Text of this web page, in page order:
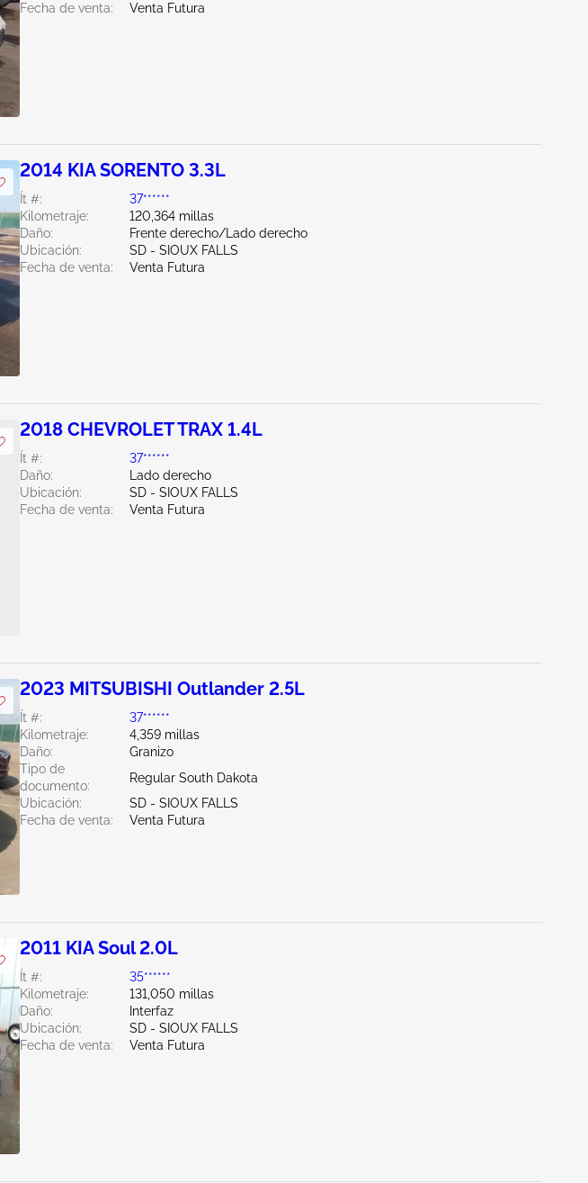
Fecha de venta:
Venta Futura
2014 KIA SORENTO 3.3L
Ít #:
37******
Kilometraje:
120,364 millas
Daño:
Frente derecho/Lado derecho
Ubicación:
SD - SIOUX FALLS
Fecha de venta:
Venta Futura
2018 CHEVROLET TRAX 1.4L
Ít #:
37******
Daño:
Lado derecho
Ubicación:
SD - SIOUX FALLS
Fecha de venta:
Venta Futura
2023 MITSUBISHI Outlander 2.5L
Ít #:
37******
Kilometraje:
4,359 millas
Daño:
Granizo
Tipo de
documento:
Regular South Dakota
Ubicación:
SD - SIOUX FALLS
Fecha de venta:
Venta Futura
2011 KIA Soul 2.0L
Ít #:
35******
Kilometraje:
131,050 millas
Daño:
Interfaz
Ubicación:
SD - SIOUX FALLS
Fecha de venta:
Venta Futura